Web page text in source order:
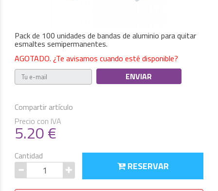
Pack de 100 unidades de bandas de aluminio para quitar
esmaltes semipermanentes.
AGOTADO. ¿Te avisamos cuando esté disponible?
Compartir artículo
Precio con IVA
5.20€
Cantidad
RESERVAR